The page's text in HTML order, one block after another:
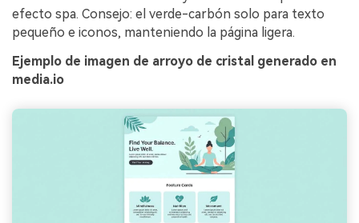
efecto spa. Consejo: el verde-carbón solo para texto
pequeño e iconos, manteniendo la página ligera.
Ejemplo de imagen de arroyo de cristal generado en
media.io